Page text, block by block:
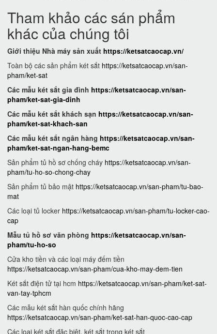
Tham khảo các sán phẩm
khác của chúng tôi
Giới thiệu Nhà máy sản xuất https://ketsatcaocap.vn/
Toàn bộ các sản phẩm két sắt https://ketsatcaocap.vn/san-
pham/ket-sat
Các mẫu két sắt gia đình https://ketsatcaocap.vn/san-
pham/ket-sat-gia-dinh
Các mẫu két sắt khách sạn https://ketsatcaocap.vn/san-
pham/ket-sat-khach-san
Các mẫu két sắt ngân hàng https://ketsatcaocap.vn/san-
pham/ket-sat-ngan-hang-bemc
Sản phẩm tủ hồ sơ chống cháy https://ketsatcaocap.vn/san-
pham/tu-ho-so-chong-chay
Sản phẩm tủ bảo mật https://ketsatcaocap.vn/san-pham/tu-bao-
mat
Các loại tủ locker https://ketsatcaocap.vn/san-pham/tu-locker-cao-
cap
Mẫu tủ hồ sơ văn phòng https://ketsatcaocap.vn/san-
pham/tu-ho-so
Cửa kho tiền và các loại máy đếm tiền
https://ketsatcaocap.vn/san-pham/cua-kho-may-dem-tien
Két sắt điện tử tại hcm https://ketsatcaocap.vn/san-pham/ket-sat-
van-tay-tphcm
Các mẫu két sắt hàn quốc chính hãng
https://ketsatcaocap.vn/san-pham/ket-sat-han-quoc-cao-cap
Các loại két sắt đặc biệt, két sắt trong két sắt